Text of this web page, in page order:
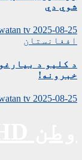
شوي دي
2025-08-25
tv
افغانستان
د کلیو د
خبرونه!
2025-08-25
tv